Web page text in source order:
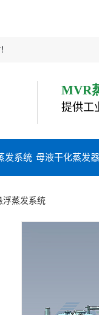
MVR
提供工
发系统 母液干化蒸发
浮蒸发系统